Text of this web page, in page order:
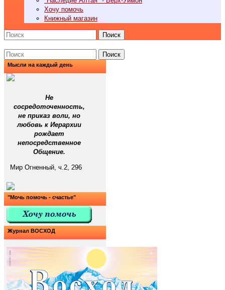
Хочу помочь
Книжный магазин
Поиск
Поиск
Мысли на каждый день
Не
сосредоточенность,
не приказ воли, но
любовь к Иерархии
рождает
непосредственное
Общение.
Мир Огненный, ч.2, 296
"Мочь помочь - счастье"
Журнал ВОСХОД